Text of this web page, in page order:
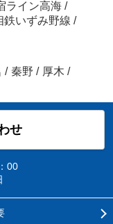
ライン高海 /
鉄いずみ野線 /
/ 秦野 / 厚木 /
せ
00